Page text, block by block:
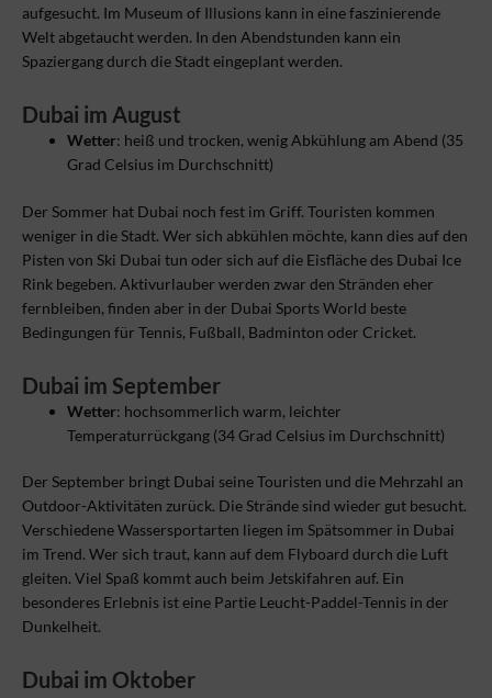
aufgesucht. Im Museum of Illusions kann in eine faszinierende
Welt abgetaucht werden. In den Abendstunden kann ein
Spaziergang durch die Stadt eingeplant werden.
Dubai im August
Wetter: heiß und trocken, wenig Abkühlung am Abend (35
Grad Celsius im Durchschnitt)
Der Sommer hat Dubai noch fest im Griff. Touristen kommen
weniger in die Stadt. Wer sich abkühlen möchte, kann dies auf den
Pisten von Ski Dubai tun oder sich auf die Eisfläche des Dubai Ice
Rink begeben. Aktivurlauber werden zwar den Stränden eher
fernbleiben, finden aber in der Dubai Sports World beste
Bedingungen für Tennis, Fußball, Badminton oder Cricket.
Dubai im September
Wetter: hochsommerlich warm, leichter
Temperaturrückgang (34 Grad Celsius im Durchschnitt)
Der September bringt Dubai seine Touristen und die Mehrzahl an
Outdoor-Aktivitäten zurück. Die Strände sind wieder gut besucht.
Verschiedene Wassersportarten liegen im Spätsommer in Dubai
im Trend. Wer sich traut, kann auf dem Flyboard durch die Luft
gleiten. Viel Spaß kommt auch beim Jetskifahren auf. Ein
besonderes Erlebnis ist eine Partie Leucht-Paddel-Tennis in der
Dunkelheit.
Dubai im Oktober